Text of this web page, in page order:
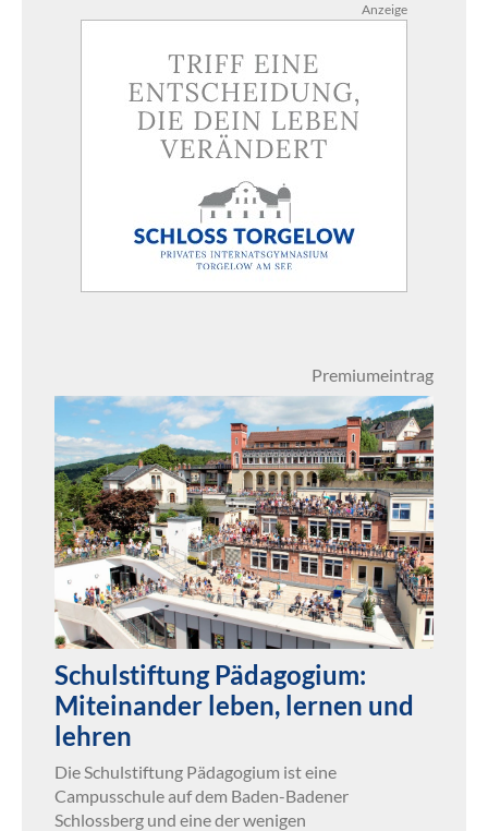
Anzeige
Premiumeintrag
Schulstiftung Pädagogium:
Miteinander leben, lernen und
lehren
Die Schulstiftung Pädagogium ist eine
Campusschule auf dem Baden-Badener
Schlossberg und eine der wenigen